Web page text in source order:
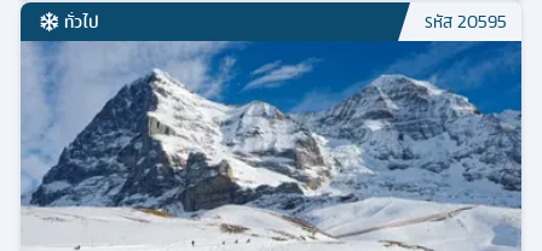
ทั่วไป รหัส20595